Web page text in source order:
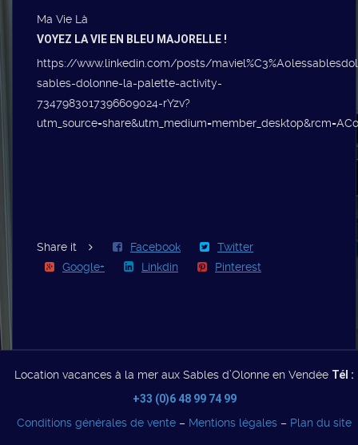
Ma Vie Là
VOYEZ LA VIE EN BLEU MAJORELLE !
https://www.linkedin.com/posts/
sables-dolonne-la-palette-activity-
7347983017396609024-rYzv?
Share it Facebook
Twitter
Google+
Linkdin Pinterest
Location vacances à la mer aux Sables d’Olonne en Vendée Tél :
+33 (0)6 48 99 74 99
Conditions générales de vente – Mentions légales – Plan du site